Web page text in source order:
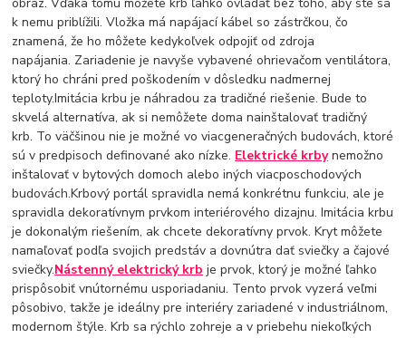
k nemu priblížili. Vložka má napájací kábel so zástrčkou, čo
znamená, že ho môžete kedykoľvek odpojiť od zdroja
napájania. Zariadenie je navyše vybavené ohrievačom ventilátora,
ktorý ho chráni pred poškodením v dôsledku nadmernej
teploty.Imitácia krbu je náhradou za tradičné riešenie. Bude to
skvelá alternatíva, ak si nemôžete doma nainštalovať tradičný
krb. To väčšinou nie je možné vo viacgeneračných budovách, ktoré
sú v predpisoch definované ako nízke. Elektrické krbynemožno
inštalovať v bytových domoch alebo iných viacposchodových
budovách.Krbový portál spravidla nemá konkrétnu funkciu, ale je
spravidla dekoratívnym prvkom interiérového dizajnu. Imitácia krbu
je dokonalým riešením, ak chcete dekoratívny prvok. Kryt môžete
namaľovať podľa svojich predstáv a dovnútra dať sviečky a čajové
sviečky.Nástenný elektrický krb je prvok, ktorý je možné ľahko
prispôsobiť vnútornému usporiadaniu. Tento prvok vyzerá veľmi
pôsobivo, takže je ideálny pre interiéry zariadené v industriálnom,
modernom štýle. Krb sa rýchlo zohreje a v priebehu niekoľkých